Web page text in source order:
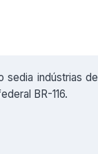
indústrias de
BR-116.